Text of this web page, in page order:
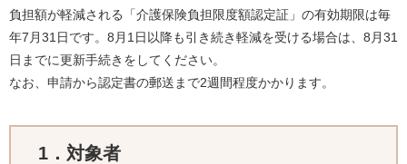
負担額が軽減される「介護保険負担限度額認定証」の有効期限は毎
年7月31日です。8月1日以降も引き続き軽減を受ける場合は、8月31
日までに更新手続きをしてください。
なお、申請から認定書の郵送まで2週間程度かかります。
1．対象者